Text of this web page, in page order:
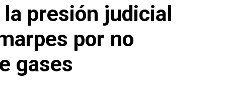
presión judicial
por no
gases